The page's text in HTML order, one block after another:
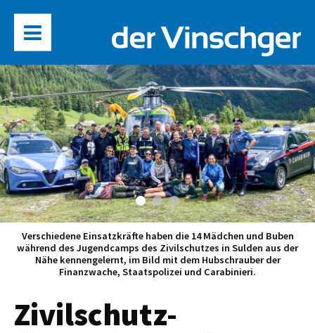
Verschiedene Einsatzkräfte haben die 14 Mädchen und Buben
während des Jugendcamps des Zivilschutzes in Sulden aus der
Nähe kennengelernt, im Bild mit dem Hubschrauber der
Finanzwache, Staatspolizei und Carabinieri.
Zivilschutz-